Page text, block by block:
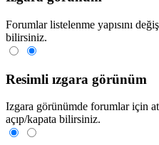
Forumlar listelenme yapısını
bilirsiniz.
Resimli ızgara görünüm
Izgara görünümde forumlar için
açıp/kapata bilirsiniz.